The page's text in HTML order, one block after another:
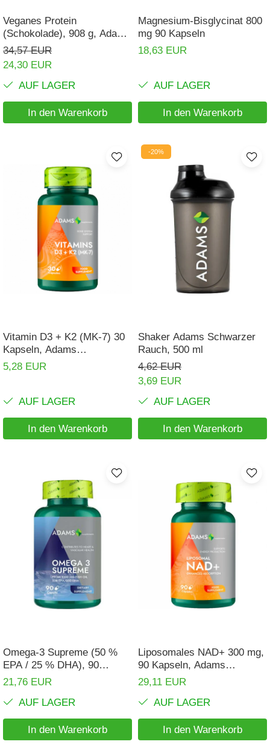
Schilddrüse
Speicher
Stress
Urinieren
Verdauung
Wohlbefinden & Langlebigkeit
Veganes Protein
(Schokolade), 908 g, Adams
Supplements
34,57 EUR
24,30 EUR
AUF LAGER
In den Warenkorb
Magnesium-Bisglycinat 800
mg 90 Kapseln
18,63 EUR
AUF LAGER
In den Warenkorb
Vitamin D3 + K2 (MK-7) 30
Kapseln, Adams
Supplements
5,28 EUR
AUF LAGER
In den Warenkorb
-20%
Shaker Adams Schwarzer
Rauch, 500 ml
4,62 EUR
3,69 EUR
AUF LAGER
In den Warenkorb
Omega-3 Supreme (50 %
EPA / 25 % DHA), 90
Kapseln, Adams
Supplements
21,76 EUR
AUF LAGER
In den Warenkorb
Liposomales NAD+ 300 mg,
90 Kapseln, Adams
Supplements
29,11 EUR
AUF LAGER
In den Warenkorb